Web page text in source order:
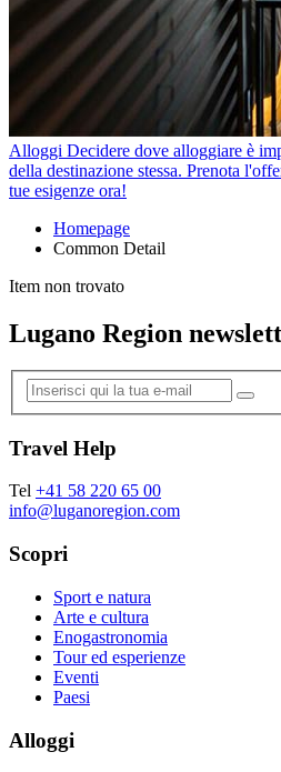
Alloggi Decidere dove alloggiare è
della destinazione stessa. Prenota
tue esigenze ora!
Homepage
Common Detail
Item non trovato
Lugano Region
Travel Help
Tel +41 58 220 65 00
info@luganoregion.com
Scopri
Sport e natura
Arte e cultura
Enogastronomia
Tour ed esperienze
Eventi
Paesi
Alloggi